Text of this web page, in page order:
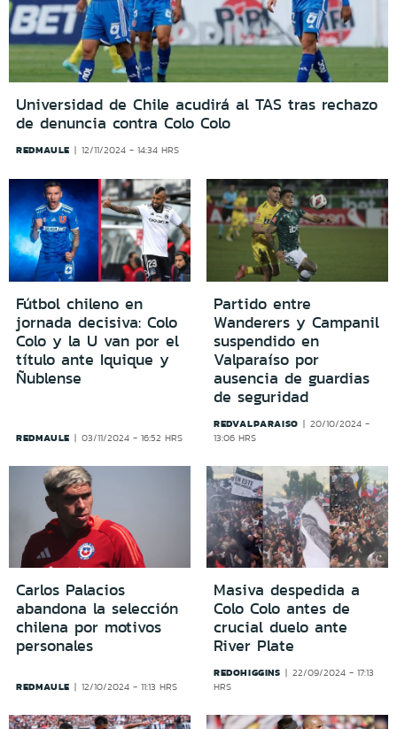
Universidad de Chile acudirá al TAS tras rechazo
de denuncia contra Colo Colo
REDMAULE 12/11/2024 - 14:34 HRS
Fútbol chileno en
jornada decisiva: Colo
Colo y la U van por el
título ante Iquique y
Ñublense
REDMAULE 03/11/2024 - 16:52 HRS
Partido entre
Wanderers y Campanil
suspendido en
Valparaíso por
ausencia de guardias
de seguridad
REDVALPARAISO
20/10/2024 -
13:06 HRS
Carlos Palacios
abandona la selección
chilena por motivos
personales
REDMAULE 12/10/2024 - 11:13 HRS
Masiva despedida a
Colo Colo antes de
crucial duelo ante
River Plate
REDOHIGGINS
22/09/2024 - 17:13
HRS